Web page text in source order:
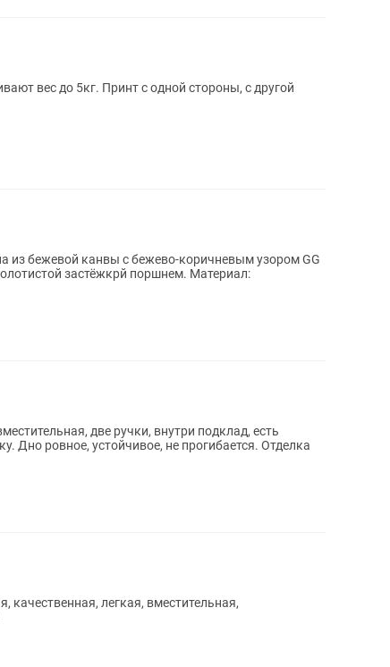
вес до 5кг. Принт с одной стороны, с другой
из бежевой канвы с бежево-коричневым узором GG
застёжкрй поршнем. Материал:
две ручки, внутри подклад, есть
Дно ровное, устойчивое, не прогибается. Отделка
легкая, вместительная,